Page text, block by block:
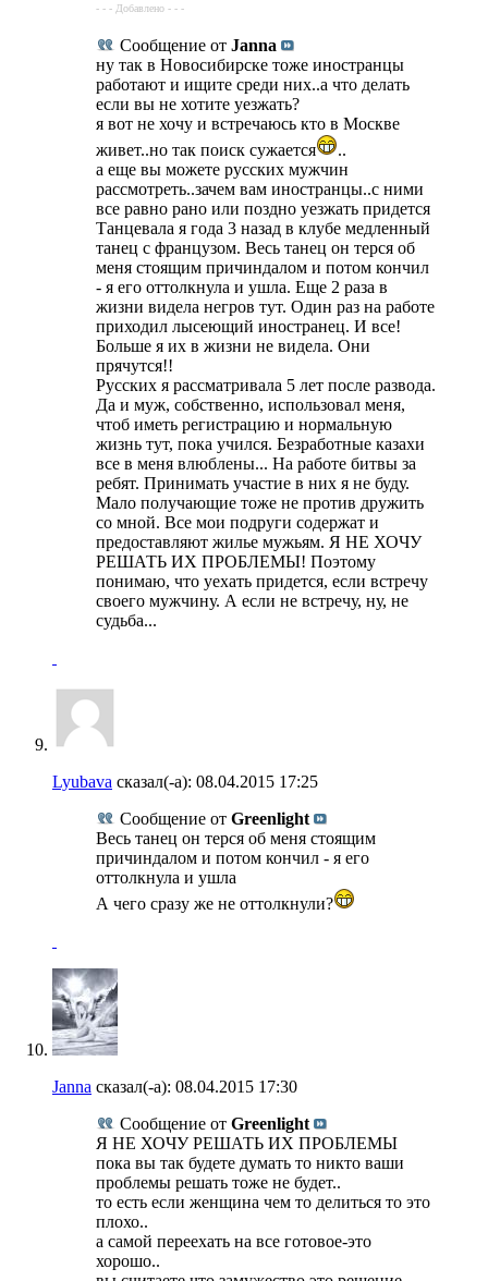
- - - Добавлено - - -
Сообщение от Janna
ну так в Новосибирске тоже иностранцы
работают и ищите среди них..а что делать
если вы не хотите уезжать?
я вот не хочу и встречаюсь кто в Москве
живет..но так поиск сужается
..
а еще вы можете русских мужчин
рассмотреть..зачем вам иностранцы..с ними
все равно рано или поздно уезжать придется
Танцевала я года 3 назад в клубе медленный
танец с французом. Весь танец он терся об
меня стоящим причиндалом и потом кончил
- я его оттолкнула и ушла. Еще 2 раза в
жизни видела негров тут. Один раз на работе
приходил лысеющий иностранец. И все!
Больше я их в жизни не видела. Они
прячутся!!
Русских я рассматривала 5 лет после развода.
Да и муж, собственно, использовал меня,
чтоб иметь регистрацию и нормальную
жизнь тут, пока учился. Безработные казахи
все в меня влюблены... На работе битвы за
ребят. Принимать участие в них я не буду.
Мало получающие тоже не против дружить
со мной. Все мои подруги содержат и
предоставляют жилье мужьям. Я НЕ ХОЧУ
РЕШАТЬ ИХ ПРОБЛЕМЫ! Поэтому
понимаю, что уехать придется, если встречу
своего мужчину. А если не встречу, ну, не
судьба...
Lyubava сказал(-а): 08.04.2015 17:25
Сообщение от Greenlight
Весь танец он терся об меня стоящим
причиндалом и потом кончил - я его
оттолкнула и ушла
А чего сразу же не оттолкнули?
Janna сказал(-а): 08.04.2015 17:30
Сообщение от Greenlight
Я НЕ ХОЧУ РЕШАТЬ ИХ ПРОБЛЕМЫ
пока вы так будете думать то никто ваши
проблемы решать тоже не будет..
то есть если женщина чем то делиться то это
плохо..
а самой переехать на все готовое-это
хорошо..